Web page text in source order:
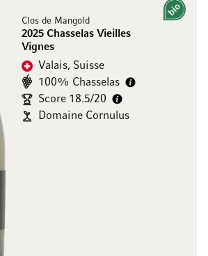
Clos de Mangold
2025 Chasselas Vieilles
Vignes
Bio
Valais, Suisse
100% Chasselas
Score 18.5/20
Domaine Cornulus